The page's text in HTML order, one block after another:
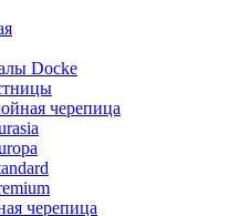
Docke
черепица
черепица